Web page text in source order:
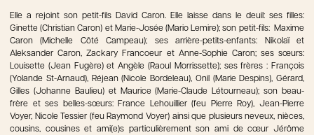
Elle a rejoint son petit-fils David Caron. Elle laisse dans le deuil: ses filles:
Ginette (Christian Caron) et Marie-Josée (Mario Lemire); son petit-fils: Maxime
Caron (Michelle Côté Campeau); ses arrière-petits-enfants: Nikolaï et
Aleksander Caron, Zackary Francoeur et Anne-Sophie Caron; ses sœurs:
Louisette (Jean Fugère) et Angèle (Raoul Morrissette); ses frères : François
(Yolande St-Arnaud), Réjean (Nicole Bordeleau), Onil (Marie Despins), Gérard,
Gilles (Johanne Baulieu) et Maurice (Marie-Claude Létourneau); son beau-
frère et ses belles-sœurs: France Lehouillier (feu Pierre Roy), Jean-Pierre
Voyer, Nicole Tessier (feu Raymond Voyer) ainsi que plusieurs neveux, nièces,
cousins, cousines et ami(e)s particulièrement son ami de cœur Jérôme